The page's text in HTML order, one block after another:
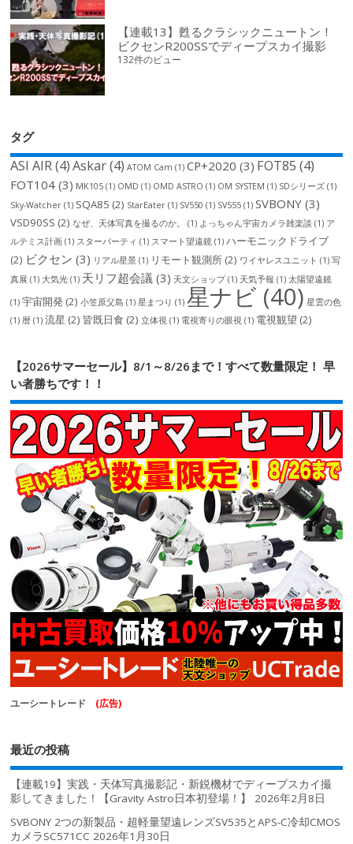
【連載13】甦るクラシックニュートン！
ビクセンR200SSでディープスカイ撮影
132件のビュー
タグ
ASI AIR(4) Askar(4) ATOM Cam (1) CP+2020 (3) FOT85 (4)
FOT104 (3) MK105 (1) OMD (1) OMD ASTRO (1) OM SYSTEM (1) SDシリーズ (1)
Sky-Watcher (1) SQA85 (2) StarEater (1) SV550 (1) SV555 (1) SVBONY (3)
VSD90SS (2) なぜ、天体写真を撮るのか。 (1) よっちゃん宇宙カメラ雑楽談 (1) ア
ルテミス計画 (1) スターパーティ (1) スマート望遠鏡 (1) ハーモニックドライブ
(2) ビクセン (3) リアル星景 (1) リモート観測所 (2) ワイヤレスユニット (1) 写
真展 (1) 大気光 (1) 天リフ超会議 (3) 天文ショップ(1) 天気予報 (1) 太陽望遠鏡
(1) 宇宙開発 (2) 小笠原父島 (1) 星まつり (1) 星ナビ (40) 星雲の色
(1) 暦 (1) 流星 (2) 皆既日食 (2) 立体視 (1) 電視寄りの眼視 (1) 電視観望 (2)
【2026サマーセール】8/1～8/26まで！すべて数量限定！ 早
い者勝ちです！！
ユーシートレード (広告)
最近の投稿
【連載19】実践・天体写真撮影記・新鋭機材でディープスカイ撮
影してきました！【Gravity Astro日本初登場！】
2026年2月8日
SVBONY 2つの新製品・超軽量望遠レンズSV535とAPS-C冷却CMOS
カメラSC571CC 2026年1月30日